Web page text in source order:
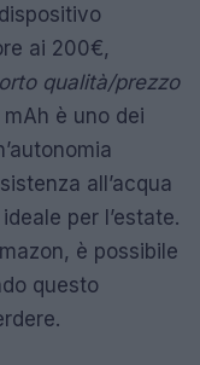
ai 200€,
qualità/prezzo
è uno dei
all’acqua
per l’estate.
è possibile
questo